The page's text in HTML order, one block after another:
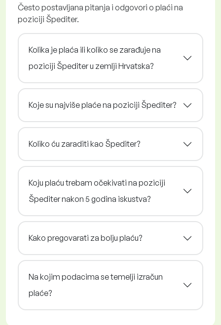
Često postavljana pitanja i odgovori o plaći na
poziciji Špediter.
Kolika je plaća ili koliko se zarađuje na
poziciji Špediter u zemlji Hrvatska?
Koje su najviše plaće na poziciji Špediter?
Koliko ću zaraditi kao Špediter?
Koju plaću trebam očekivati na poziciji
Špediter nakon 5 godina iskustva?
Kako pregovarati za bolju plaću?
Na kojim podacima se temelji izračun
plaće?